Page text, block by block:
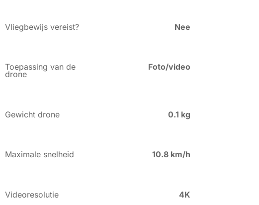
Vliegbewijs vereist? Nee
Toepassing van de
drone
Foto/video
Gewicht drone 0.1 kg
Maximale snelheid 10.8 km/h
Videoresolutie 4K